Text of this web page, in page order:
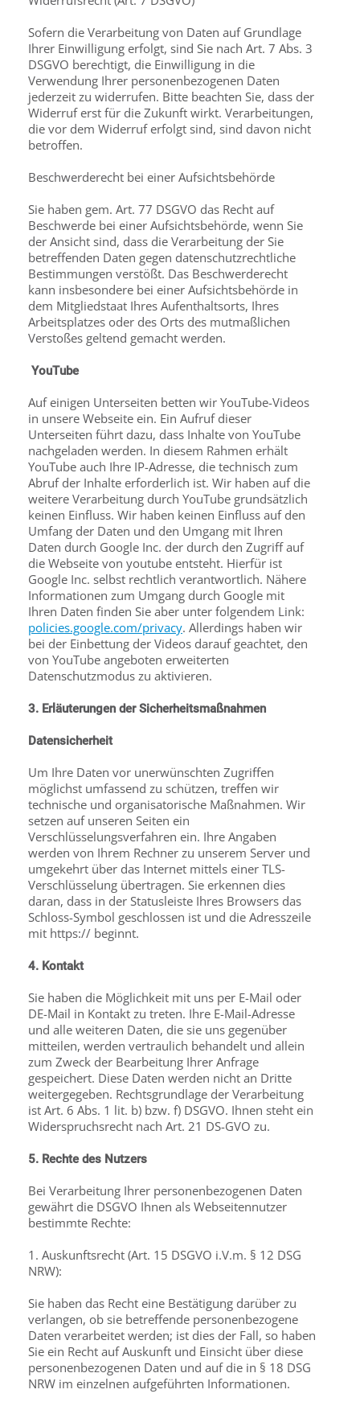
Sofern die Verarbeitung von Daten auf Grundlage
Ihrer Einwilligung erfolgt, sind Sie nach Art. 7 Abs. 3
DSGVO berechtigt, die Einwilligung in die
Verwendung Ihrer personenbezogenen Daten
jederzeit zu widerrufen. Bitte beachten Sie, dass der
Widerruf erst für die Zukunft wirkt. Verarbeitungen,
die vor dem Widerruf erfolgt sind, sind davon nicht
betroffen.
Beschwerderecht bei einer Aufsichtsbehörde
Sie haben gem. Art. 77 DSGVO das Recht auf
Beschwerde bei einer Aufsichtsbehörde, wenn Sie
der Ansicht sind, dass die Verarbeitung der Sie
betreffenden Daten gegen datenschutzrechtliche
Bestimmungen verstößt. Das Beschwerderecht
kann insbesondere bei einer Aufsichtsbehörde in
dem Mitgliedstaat Ihres Aufenthaltsorts, Ihres
Arbeitsplatzes oder des Orts des mutmaßlichen
Verstoßes geltend gemacht werden.
YouTube
Auf einigen Unterseiten betten wir YouTube-Videos
in unsere Webseite ein. Ein Aufruf dieser
Unterseiten führt dazu, dass Inhalte von YouTube
nachgeladen werden. In diesem Rahmen erhält
YouTube auch Ihre IP-Adresse, die technisch zum
Abruf der Inhalte erforderlich ist. Wir haben auf die
weitere Verarbeitung durch YouTube grundsätzlich
keinen Einfluss. Wir haben keinen Einfluss auf den
Umfang der Daten und den Umgang mit Ihren
Daten durch Google Inc. der durch den Zugriff auf
die Webseite von youtube entsteht. Hierfür ist
Google Inc. selbst rechtlich verantwortlich. Nähere
Informationen zum Umgang durch Google mit
Ihren Daten finden Sie aber unter folgendem Link:
policies.google.com/privacy. Allerdings haben wir
bei der Einbettung der Videos darauf geachtet, den
von YouTube angeboten erweiterten
Datenschutzmodus zu aktivieren.
3. Erläuterungen der Sicherheitsmaßnahmen
Datensicherheit
Um Ihre Daten vor unerwünschten Zugriffen
möglichst umfassend zu schützen, treffen wir
technische und organisatorische Maßnahmen. Wir
setzen auf unseren Seiten ein
Verschlüsselungsverfahren ein. Ihre Angaben
werden von Ihrem Rechner zu unserem Server und
umgekehrt über das Internet mittels einer TLS-
Verschlüsselung übertragen. Sie erkennen dies
daran, dass in der Statusleiste Ihres Browsers das
Schloss-Symbol geschlossen ist und die Adresszeile
mit https:// beginnt.
4. Kontakt
Sie haben die Möglichkeit mit uns per E-Mail oder
DE-Mail in Kontakt zu treten. Ihre E-Mail-Adresse
und alle weiteren Daten, die sie uns gegenüber
mitteilen, werden vertraulich behandelt und allein
zum Zweck der Bearbeitung Ihrer Anfrage
gespeichert. Diese Daten werden nicht an Dritte
weitergegeben. Rechtsgrundlage der Verarbeitung
ist Art. 6 Abs. 1 lit. b) bzw. f) DSGVO. Ihnen steht ein
Widerspruchsrecht nach Art. 21 DS-GVO zu.
5. Rechte des Nutzers
Bei Verarbeitung Ihrer personenbezogenen Daten
gewährt die DSGVO Ihnen als Webseitennutzer
bestimmte Rechte:
1. Auskunftsrecht (Art. 15 DSGVO i.V.m. § 12 DSG
NRW):
Sie haben das Recht eine Bestätigung darüber zu
verlangen, ob sie betreffende personenbezogene
Daten verarbeitet werden; ist dies der Fall, so haben
Sie ein Recht auf Auskunft und Einsicht über diese
personenbezogenen Daten und auf die in § 18 DSG
NRW im einzelnen aufgeführten Informationen.